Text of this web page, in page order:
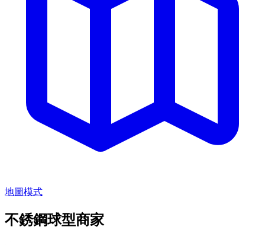
地圖模式
不銹鋼球型商家